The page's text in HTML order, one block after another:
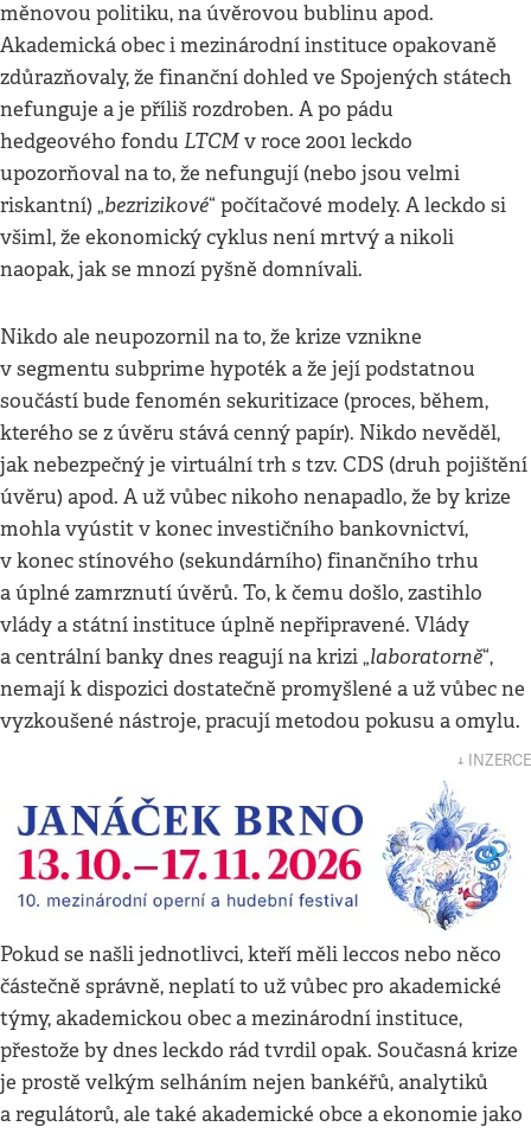
měnovou politiku, na úvěrovou bublinu apod.
Akademická obec i mezinárodní instituce opakovaně
zdůrazňovaly, že finanční dohled ve Spojených státech
nefunguje a je příliš rozdroben. A po pádu
hedgeového fondu LTCMv roce 2001 leckdo
upozorňoval na to, že nefungují (nebo jsou velmi
riskantní) „bezrizikové“ počítačové modely. A leckdo si
všiml, že ekonomický cyklus není mrtvý a nikoli
naopak, jak se mnozí pyšně domnívali.
Nikdo ale neupozornil na to, že krize vznikne
v segmentu subprime hypoték a že její podstatnou
součástí bude fenomén sekuritizace (proces, během,
kterého se z úvěru stává cenný papír). Nikdo nevěděl,
jak nebezpečný je virtuální trh s tzv. CDS (druh pojištění
úvěru) apod. A už vůbec nikoho nenapadlo, že by krize
mohla vyústit v konec investičního bankovnictví,
v konec stínového (sekundárního) finančního trhu
a úplné zamrznutí úvěrů. To, k čemu došlo, zastihlo
vlády a státní instituce úplně nepřipravené. Vlády
a centrální banky dnes reagují na krizi „laboratorně“,
nemají k dispozici dostatečně promyšlené a už vůbec ne
vyzkoušené nástroje, pracují metodou pokusu a omylu.
↓ INZERCE
Pokud se našli jednotlivci, kteří měli leccos nebo něco
částečně správně, neplatí to už vůbec pro akademické
týmy, akademickou obec a mezinárodní instituce,
přestože by dnes leckdo rád tvrdil opak. Současná krize
je prostě velkým selháním nejen bankéřů, analytiků
a regulátorů, ale také akademické obce a ekonomie jako